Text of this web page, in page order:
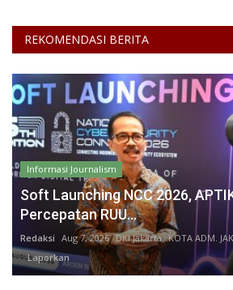
REKOMENDASI BERITA
Informasi Journalism
Soft Launching NCC 2026,
Percepatan RUU...
Redaksi Aug 7, 2026 DKI Jakarta KOTA ADM.
Laporkan